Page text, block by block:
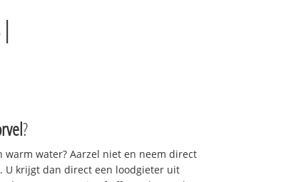
?
warm water? Aarzel niet en neem direct
U krijgt dan direct een loodgieter uit